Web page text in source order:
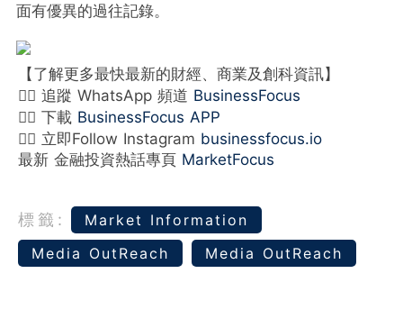
面有優異的過往記錄。
【了解更多最快最新的財經、商業及創科資訊】
👉🏻 追蹤 WhatsApp 頻道 BusinessFocus
👉🏻 下載 BusinessFocus APP
👉🏻 立即Follow Instagram businessfocus.io
最新 金融投資熱話專頁 MarketFocus
標籤:
Market Information
Media OutReach
Media OutReach